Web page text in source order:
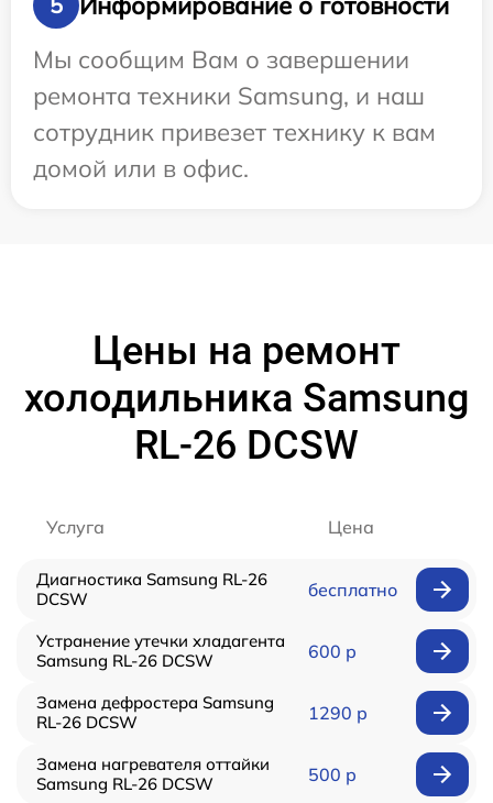
Мы сообщим Вам о завершении
ремонта техники Samsung, и наш
сотрудник привезет технику к вам
домой или в офис.
Цены на ремонт
холодильника Samsung
RL-26 DCSW
Услуга Цена
Диагностика Samsung RL-26
DCSW
бесплатно
Устранение утечки хладагента
Samsung RL-26 DCSW
600 р
Замена дефростера Samsung
RL-26 DCSW
1290 р
Замена нагревателя оттайки
Samsung RL-26 DCSW
500 р